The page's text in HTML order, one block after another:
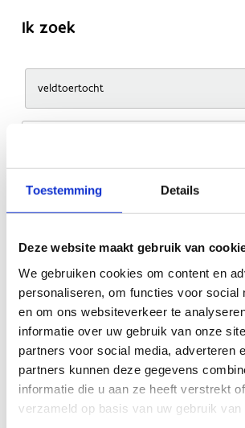
Toestemming Details
Deze website maakt gebruik van
We gebruiken cookies om content en
personaliseren, om functies voor social
en om ons websiteverkeer te
informatie over uw gebruik van onze
partners voor social media, adverteren
partners kunnen deze gegevens
informatie die u aan ze heeft verstrekt
verzameld op basis van uw gebruik van